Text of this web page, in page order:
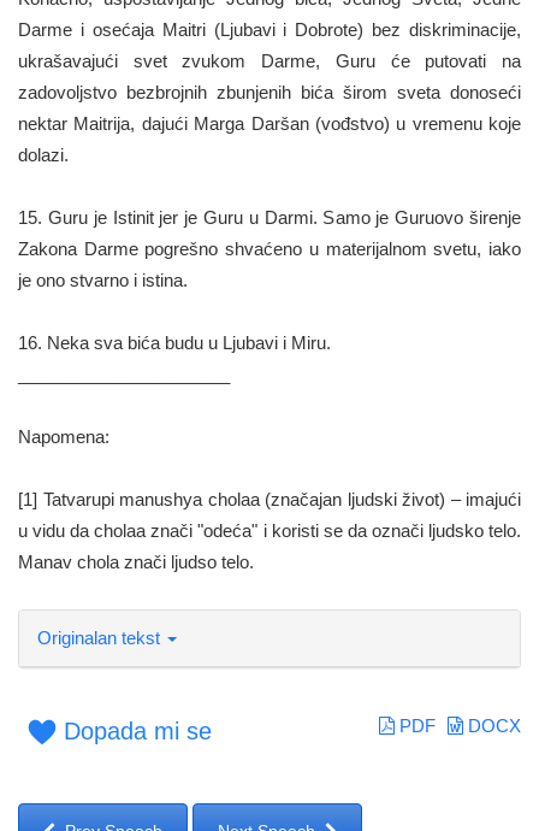
Darme i osećaja Maitri (Ljubavi i Dobrote) bez diskriminacije,
ukrašavajući svet zvukom Darme, Guru će putovati na
zadovoljstvo bezbrojnih zbunjenih bića širom sveta donoseći
nektar Maitrija, dajući Marga Daršan (vođstvo) u vremenu koje
dolazi.
15. Guru je Istinit jer je Guru u Darmi. Samo je Guruovo širenje
Zakona Darme pogrešno shvaćeno u materijalnom svetu, iako
je ono stvarno i istina.
16. Neka sva bića budu u Ljubavi i Miru.
Napomena:
[1] Tatvarupi manushya cholaa (značajan ljudski život) – imajući
u vidu da cholaa znači "odeća" i koristi se da označi ljudsko telo.
Manav chola znači ljudso telo.
Originalan tekst
DOCX
PDF
Dopada mi se